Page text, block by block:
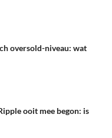
oversold-niveau: wat
ooit mee begon: is